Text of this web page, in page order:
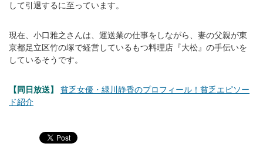
して引退するに至っています。
現在、小口雅之さんは、運送業の仕事をしながら、妻の父親が東
京都足立区竹の塚で経営しているもつ料理店『大松』の手伝いを
しているそうです。
【同日放送】
貧乏女優・緑川静香のプロフィール！貧乏エピソー
ド紹介